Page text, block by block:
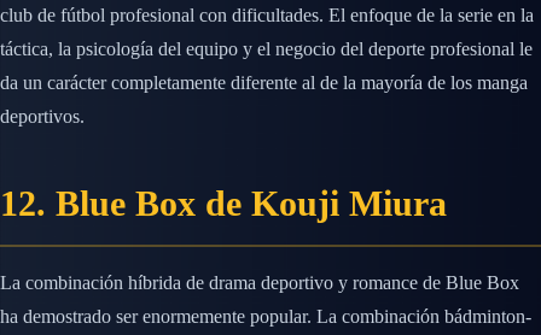
club de fútbol profesional con dificultades. El enfoque de la serie en la
táctica, la psicología del equipo y el negocio del deporte profesional le
da un carácter completamente diferente al de la mayoría de los manga
deportivos.
12. Blue Box de Kouji Miura
La combinación híbrida de drama deportivo y romance de Blue Box
ha demostrado ser enormemente popular. La combinación bádminton-